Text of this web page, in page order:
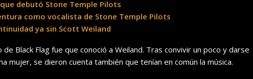
debutó Stone Temple Pilots
como vocalista de Stone Temple Pilots
ya sin Scott Weiland
Black Flag fue que conoció a Weiland. Tras convivir un poco y darse
mujer, se dieron cuenta también que tenían en común la música.